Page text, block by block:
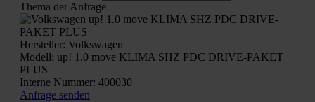
The­ma der Anfra­ge
Her­stel­ler: Volks­wa­gen
Modell: up! 1.0 move KLIMA SHZ PDC DRIVE-PAKET
PLUS
Inter­ne Num­mer: 400030
Anfra­ge sen­den